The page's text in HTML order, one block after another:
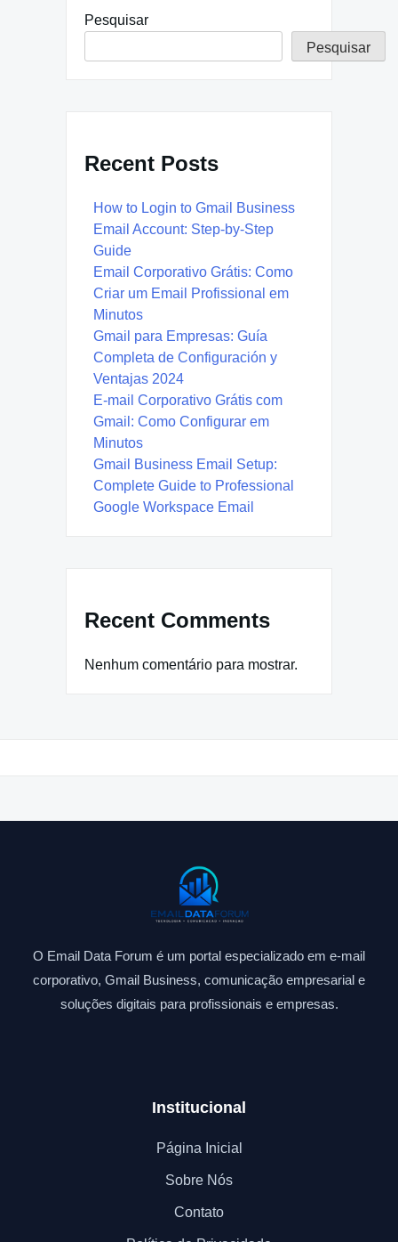
Pesquisar
Pesquisar
Recent Posts
How to Login to Gmail Business
Email Account: Step-by-Step
Guide
Email Corporativo Grátis: Como
Criar um Email Profissional em
Minutos
Gmail para Empresas: Guía
Completa de Configuración y
Ventajas 2024
E-mail Corporativo Grátis com
Gmail: Como Configurar em
Minutos
Gmail Business Email Setup:
Complete Guide to Professional
Google Workspace Email
Recent Comments
Nenhum comentário para mostrar.
O Email Data Forum é um portal especializado em e-mail
corporativo, Gmail Business, comunicação empresarial e
soluções digitais para profissionais e empresas.
Institucional
Página Inicial
Sobre Nós
Contato